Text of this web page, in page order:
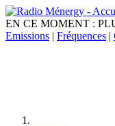
EN CE MOMENT :
Emissions | Fréquences |